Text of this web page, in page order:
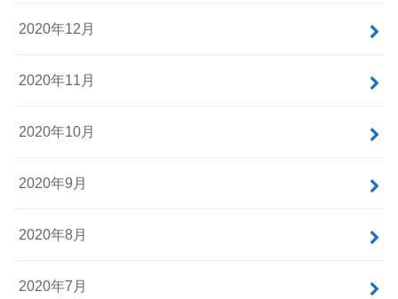
2020年12月
2020年11月
2020年10月
2020年9月
2020年8月
2020年7月